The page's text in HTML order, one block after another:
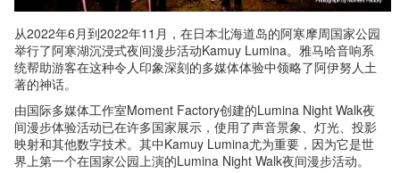
从2022年6月到2022年11月，在日本北海道岛的阿寒摩周国家公园
举行了阿寒湖沉浸式夜间漫步活动Kamuy Lumina。雅马哈音响系
统帮助游客在这种令人印象深刻的多媒体体验中领略了阿伊努人土
著的神话。
由国际多媒体工作室Moment Factory创建的Lumina Night Walk夜
间漫步体验活动已在许多国家展示，使用了声音景象、灯光、投影
映射和其他数字技术。其中Kamuy Lumina尤为重要，因为它是世
界上第一个在国家公园上演的Lumina Night Walk夜间漫步活动。